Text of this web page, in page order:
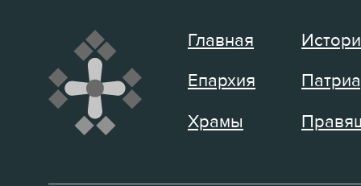
Главная
Епархия
Храмы